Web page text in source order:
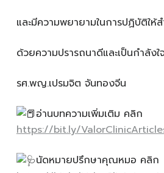
และมีความพยายามในการปฏิบัติให้ส
ด้วยความปรารถนาดีและเป็นกำลังใ
รศ.พญ.เปรมจิต จันทองจีน
อ่านบทความเพิ่มเติม คลิก
https://bit.ly/
นัดหมายปรึกษาคุณหมอ คลิก